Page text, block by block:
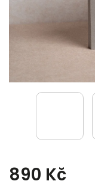
890 Kč